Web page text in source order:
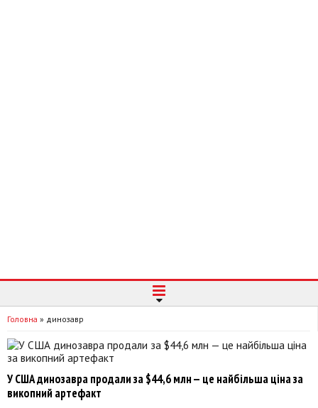
Головна » динозавр
У США динозавра продали за $44,6 млн — це найбільша ціна за
викопний артефакт